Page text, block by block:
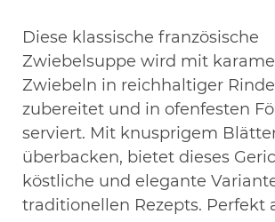
Diese klassische französische
Zwiebelsuppe wird mit
Zwiebeln in reichhaltiger
zubereitet und in ofenfesten
serviert. Mit knusprigem
überbacken, bietet dieses
köstliche und elegante
traditionellen Rezepts. Perfekt